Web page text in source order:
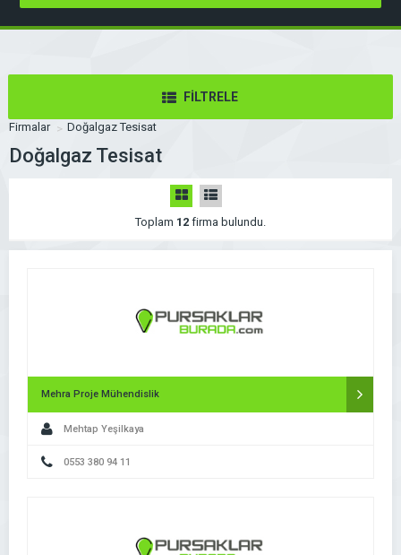
FİLTRELE
Firmalar Doğalgaz Tesisat
Doğalgaz Tesisat
Toplam 12 firma bulundu.
Mehra Proje Mühendislik
Mehtap Yeşilkaya
0553 380 94 11